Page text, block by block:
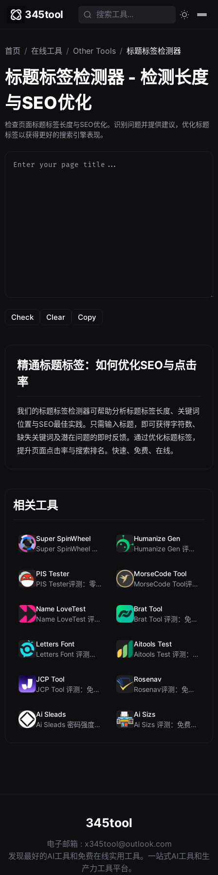
345tool
首页 / 在线工具 / Other Tools / 标题标签检测器
标题标签检测器 - 检测长度
与SEO优化
检查页面标题标签长度与SEO优化。识别问题并提供建议，优化标题
标签以获得更好的搜索引擎表现。
Check Clear Copy
精通标题标签：如何优化SEO与点击
率
我们的标题标签检测器可帮助分析标题标签长度、关键词
位置与SEO最佳实践。只需输入标题，即可获得字符数、
缺失关键词及潜在问题的即时反馈。通过优化标题标签，
提升页面点击率与搜索排名。快速、免费、在线。
相关工具
Super SpinWheel
Super SpinWheel 评测：隐私优先的免费转盘随机选择工具
Humanize Gen
Humanize Gen 评测：深入探讨这款免费的 AI 人性化工具
PIS Tester
PIS Tester评测：零AI的友谊测试，揭露假朋友
MorseCode Tool
MorseCode Tool评测：带音频和灯光的免费在线文本转摩斯密码转换器
Name LoveTest
Name LoveTest 评测：一款优先保护隐私的爱情计算器，支持生成可分享图片
Brat Tool
Brat Tool 评测：免费在线 Charli XCX 风格 Brat 文字生成器
Letters Font
Letters Font 评测：免费 Unicode 字体生成器，适用于 Instagram 及更多...
Aitools Test
Aitools Test 评测：免费的基于浏览器的 AI 检测器、Token 计数器及成本估算器
JCP Tool
JCP Tool 评测：免费的客户端数据格式转换工具（支持 JSON、CSV、YAML、XML）
Rosenav
Rosenav评测：免费在线余弦相似度检查器与文本差异工具
Ai Sleads
Ai Sleads 密码强度检查器评测：零上传、实时熵分析
Ai Sizs
Ai Sizs 评测：免费、私密的图像相似度与模糊检测工具
345tool
电子邮箱 : x345tool@outlook.com
发现最好的AI工具和免费在线实用工具。一站式AI工具和生
产力工具平台。